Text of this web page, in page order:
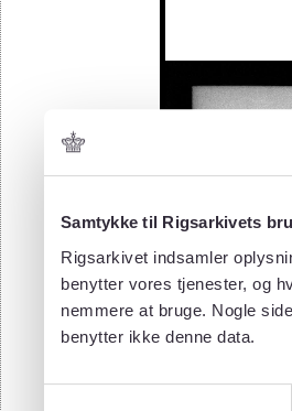
Samtykke til Rigsarkivets
Rigsarkivet indsamler
benytter vores tjenester, og
nemmere at bruge. Nogle
benytter ikke denne data.